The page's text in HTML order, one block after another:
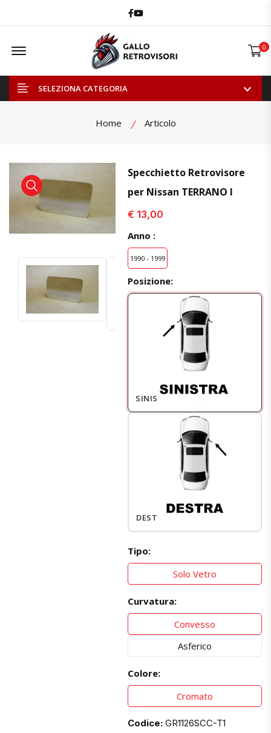
Facebook
Youtube
Offcanvas Menu Open 0
SELEZIONA CATEGORIA
Home Articolo
visualizza prodotto visualizza prodotto
Specchietto Retrovisore
per Nissan TERRANO I
€ 13,00
Anno :
1990 - 1999
Posizione:
SINISTRO
DESTRO
Tipo:
Solo Vetro
Curvatura:
Convesso
Asferico
Colore:
Cromato
Codice: GR1126SCC-T1